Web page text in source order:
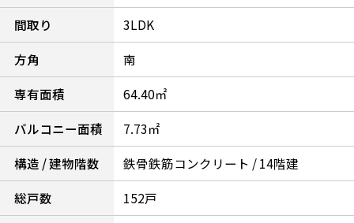
間取り
3LDK
方角
南
専有面積
64.40㎡
バルコニー面積
7.73㎡
構造 / 建物階数
鉄骨鉄筋コンクリート / 14階建
総戸数
152戸